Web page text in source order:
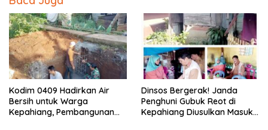
Kodim 0409 Hadirkan Air
Bersih untuk Warga
Kepahiang, Pembangunan
Dinsos Bergerak! Janda
Penghuni Gubuk Reot di
Kepahiang Diusulkan Masuk